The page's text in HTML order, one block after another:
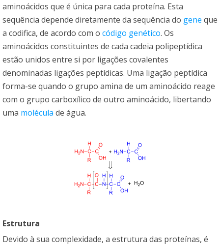
aminoácidos que é única para cada proteína. Esta
sequência depende diretamente da sequência do gene que
a codifica, de acordo com o código genético. Os
aminoácidos constituintes de cada cadeia polipeptídica
estão unidos entre si por ligações covalentes
denominadas ligações peptídicas. Uma ligação peptídica
forma-se quando o grupo amina de um aminoácido reage
com o grupo carboxílico de outro aminoácido, libertando
uma molécula de água.
Estrutura
Devido à sua complexidade, a estrutura das proteínas, é